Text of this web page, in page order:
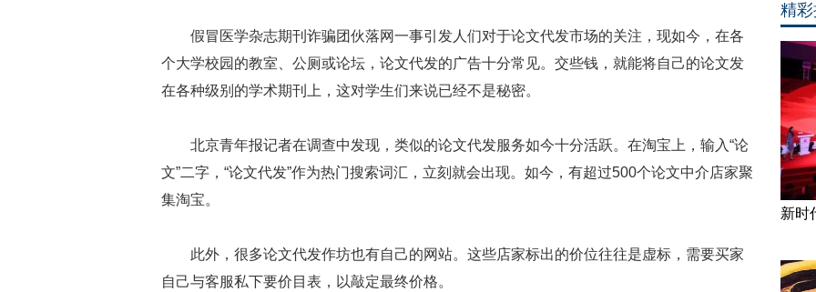
假冒医学杂志期刊诈骗团伙落网一事引发人们对于论文代发市场的关注，现如今，在各
个大学校园的教室、公厕或论坛，论文代发的广告十分常见。交些钱，就能将自己的论文发
在各种级别的学术期刊上，这对学生们来说已经不是秘密。
北京青年报记者在调查中发现，类似的论文代发服务如今十分活跃。在淘宝上，输入“论
文”二字，“论文代发”作为热门搜索词汇，立刻就会出现。如今，有超过500个论文中介店家聚
集淘宝。
此外，很多论文代发作坊也有自己的网站。这些店家标出的价位往往是虚标，需要买家
自己与客服私下要价目表，以敲定最终价格。
精
新时